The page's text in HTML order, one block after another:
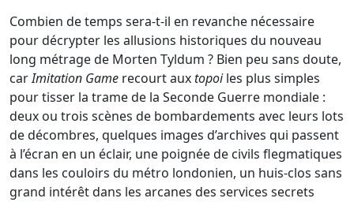
Combien de temps sera-t-il en revanche nécessaire
pour décrypter les allusions historiques du nouveau
long métrage de Morten Tyldum ? Bien peu sans doute,
carImitation Game recourt auxtopoiles plus simples
pour tisser la trame de la Seconde Guerre mondiale :
deux ou trois scènes de bombardements avec leurs lots
de décombres, quelques images d’archives qui passent
à l’écran en un éclair, une poignée de civils flegmatiques
dans les couloirs du métro londonien, un huis-clos sans
grand intérêt dans les arcanes des services secrets